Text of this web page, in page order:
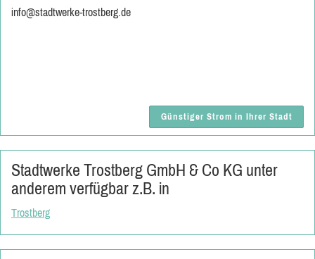
info@stadtwerke-trostberg.de
Günstiger Strom in Ihrer Stadt
Stadtwerke Trostberg GmbH & Co KG unter
anderem verfügbar z.B. in
Trostberg